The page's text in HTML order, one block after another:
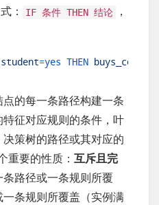
： IF 条件 THEN 结论
，
student=yes THEN
的每一条路径构建一条
征对应规则的条件，叶
策树的路径或其对应的
重要的性质： 互斥且完
路径或一条规则所覆
条规则所覆盖（实例满